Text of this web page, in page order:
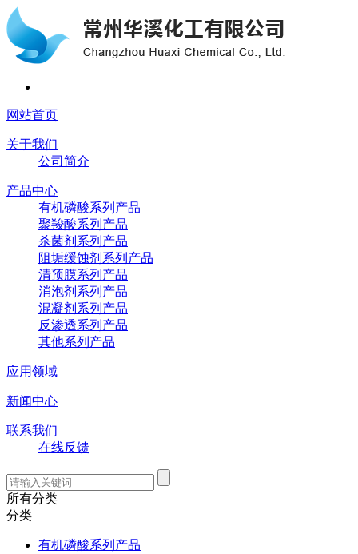
网站首页
关于我们
公司简介
产品中心
有机磷酸系列产品
聚羧酸系列产品
杀菌剂系列产品
阻垢缓蚀剂系列产品
清预膜系列产品
消泡剂系列产品
混凝剂系列产品
反渗透系列产品
其他系列产品
应用领域
新闻中心
联系我们
在线反馈
所有分类
分类
有机磷酸系列产品